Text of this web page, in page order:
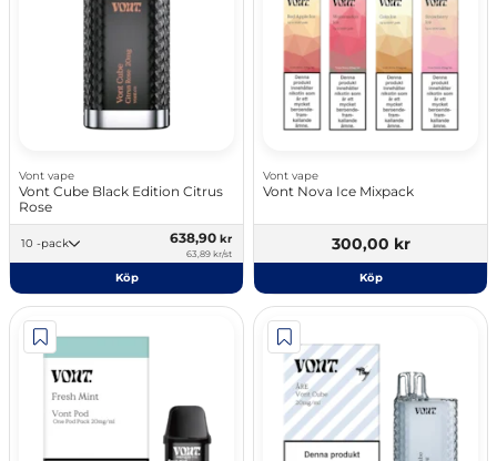
Vont vape
Vont Cube Black Edition Citrus
Rose
10 -pack 638,90 kr
63,89 kr/st
Köp
Vont vape
Vont Nova Ice Mixpack
300,00 kr
Köp